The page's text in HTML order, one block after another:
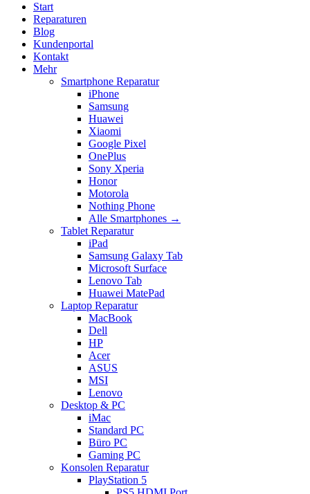
Start
Reparaturen
Blog
Kundenportal
Kontakt
Mehr
Smartphone Reparatur
iPhone
Samsung
Huawei
Xiaomi
Google Pixel
OnePlus
Sony Xperia
Honor
Motorola
Nothing Phone
Alle Smartphones →
Tablet Reparatur
iPad
Samsung Galaxy Tab
Microsoft Surface
Lenovo Tab
Huawei MatePad
Laptop Reparatur
MacBook
Dell
HP
Acer
ASUS
MSI
Lenovo
Desktop & PC
iMac
Standard PC
Büro PC
Gaming PC
Konsolen Reparatur
PlayStation 5